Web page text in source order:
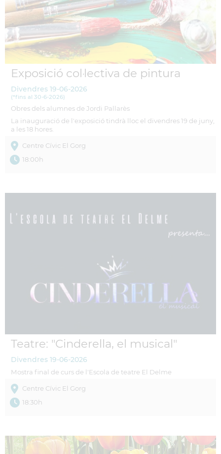
Exposició col·lectiva de pintura
Divendres 19-06-2026
(*fins al 30-6-2026)
Obres dels alumnes de Jordi Pallarès
La inauguració de l'exposició tindrà lloc el divendres 19 de juny,
a les 18 hores.
Centre Cívic El Gorg
18:00h
Teatre: "Cinderella, el musical"
Divendres 19-06-2026
Mostra final de curs de l'Escola de teatre El Delme
Centre Cívic El Gorg
18:30h